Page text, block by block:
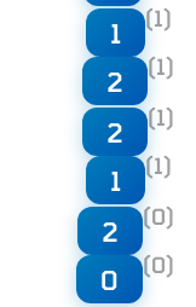
1 (1)
2 (1)
2 (1)
1 (1)
2 (0)
0 (0)